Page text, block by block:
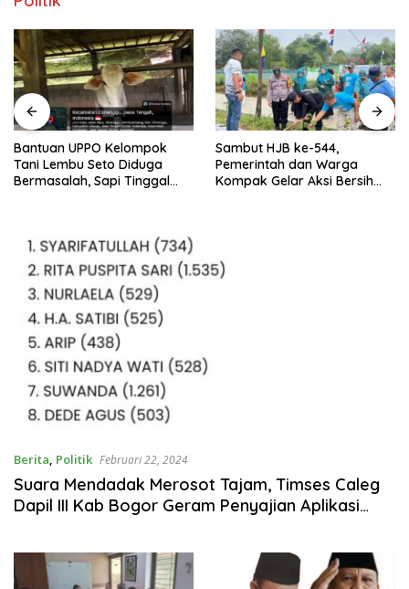
Bantuan UPPO Kelompok
Tani Lembu Seto Diduga
Bermasalah, Sapi Tinggal
Sambut HJB ke-544,
Pemerintah dan Warga
Kompak Gelar Aksi Bersih
Berita, Politik Februari 22, 2024
Suara Mendadak Merosot Tajam, Timses Caleg
Dapil III Kab Bogor Geram Penyajian Aplikasi